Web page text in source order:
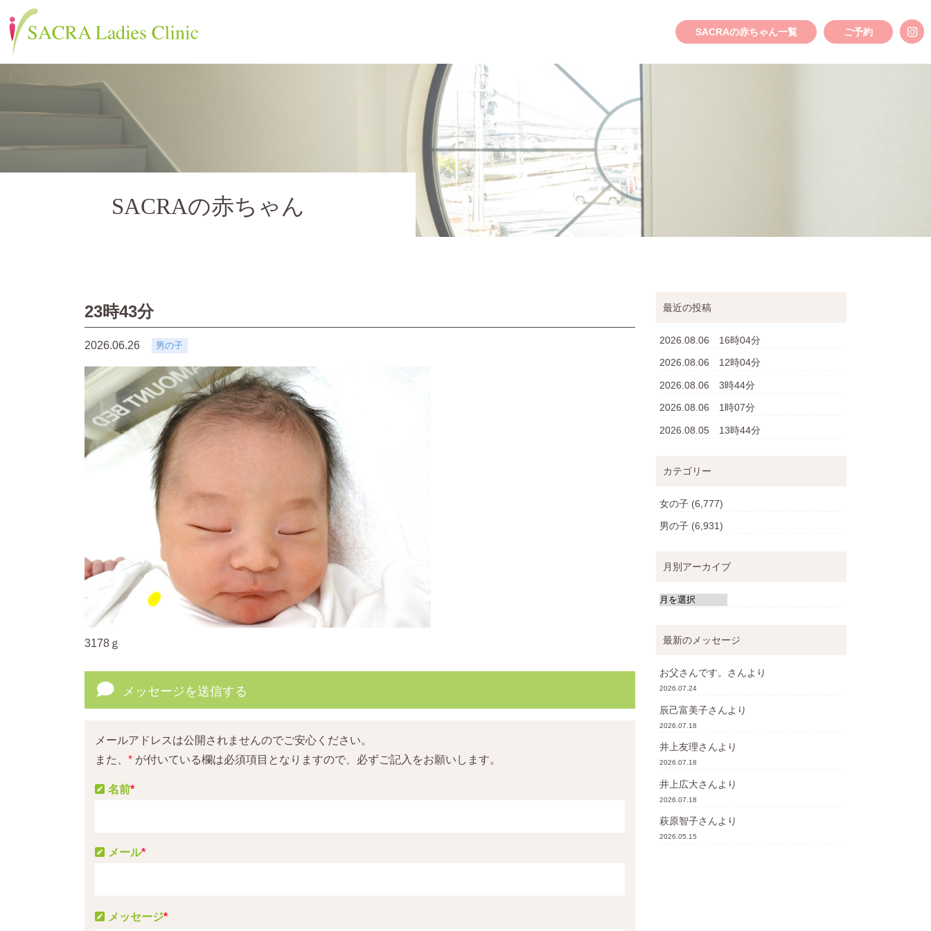
SACRAの赤ちゃん一覧 ご予約
SACRAの赤ちゃん
23時43分
2026.06.26 男の子
3178ｇ
メッセージを送信する
メールアドレスは公開されませんのでご安心ください。
また、 * が付いている欄は必須項目となりますので、必ずご記入をお願いします。
メッセージ*
名前*
メール*
最近の投稿
2026.08.06 16時04分
2026.08.06 12時04分
2026.08.06 3時44分
2026.08.06 1時07分
2026.08.05 13時44分
カテゴリー
女の子 (6,777)
男の子 (6,931)
月別アーカイブ
最新のメッセージ
お父さんです。 さんより
2026.07.24
辰己富美子さんより
2026.07.18
井上友理さんより
2026.07.18
井上広大さんより
2026.07.18
萩原智子さんより
2026.05.15